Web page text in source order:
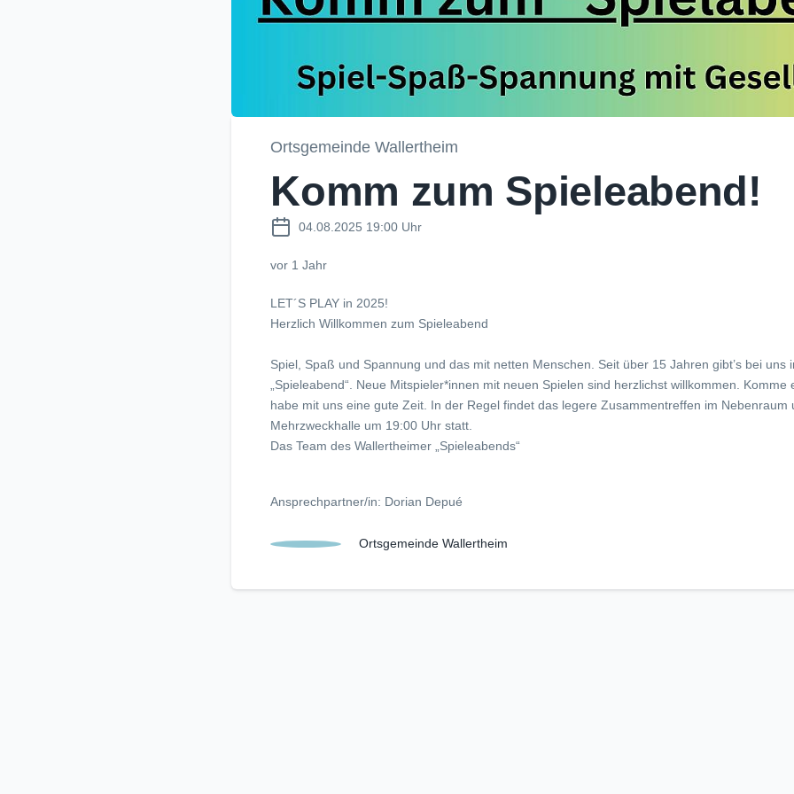
Ortsgemeinde Wallertheim
Komm zum Spieleabend!
04.08.2025 19:00 Uhr
vor 1 Jahr
LET´S PLAY in 2025!
Herzlich Willkommen zum Spieleabend
Spiel, Spaß und Spannung und das mit netten Menschen. Seit über 15 Jahren gibt’s bei uns
„Spieleabend“. Neue Mitspieler*innen mit neuen Spielen sind herzlichst willkommen. Komme
habe mit uns eine gute Zeit. In der Regel findet das legere Zusammentreffen im Nebenraum
Mehrzweckhalle um 19:00 Uhr statt.
Das Team des Wallertheimer „Spieleabends“
Ansprechpartner/in: Dorian Depué
Ortsgemeinde Wallertheim